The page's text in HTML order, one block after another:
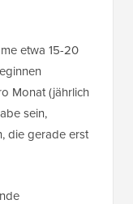
etwa 15-20
Monat (jährlich
sein,
die gerade erst